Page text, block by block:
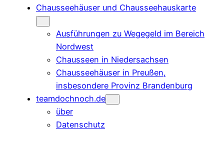
Chausseehäuser und Chausseehauskarte
Ausführungen zu Wegegeld im Bereich
Nordwest
Chausseen in Niedersachsen
Chausseehäuser in Preußen,
insbesondere Provinz Brandenburg
teamdochnoch.de
über
Datenschutz